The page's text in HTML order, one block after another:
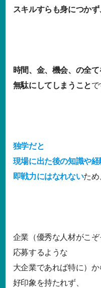
スキルすらも身につかず
時間、金、機会、の全て
無駄にしてしまうことで
独学だと
現場に出た後の知識や経
即戦力にはなれないため
企業（優秀な人材がこぞ
応募するような
大企業であれば特に）か
好印象を持たれず、